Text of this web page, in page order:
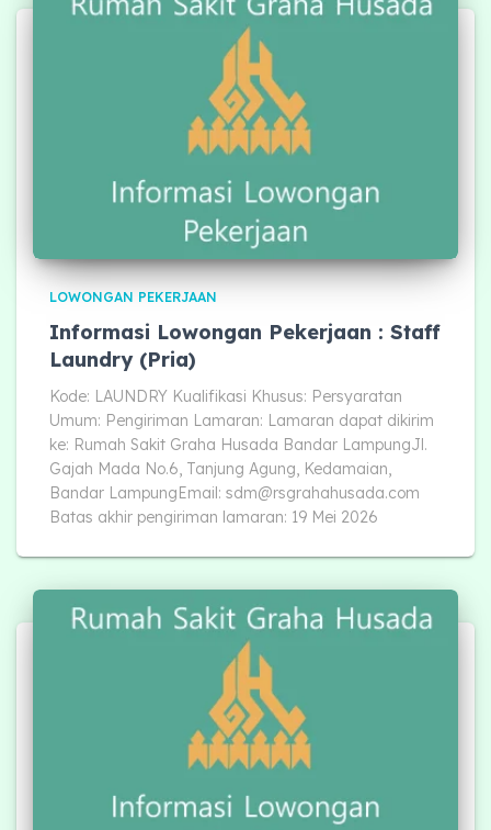
LOWONGAN PEKERJAAN
Informasi Lowongan Pekerjaan : Staff
Laundry (Pria)
Kode: LAUNDRY Kualifikasi Khusus: Persyaratan
Umum: Pengiriman Lamaran: Lamaran dapat dikirim
ke: Rumah Sakit Graha Husada Bandar LampungJl.
Gajah Mada No.6, Tanjung Agung, Kedamaian,
Bandar LampungEmail: sdm@rsgrahahusada.com
Batas akhir pengiriman lamaran: 19 Mei 2026